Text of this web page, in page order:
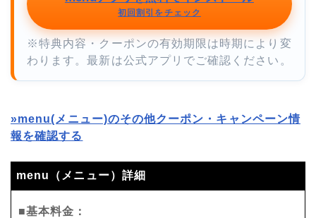
初回割引をチェック
※特典内容・クーポンの有効期限は時期により変
わります。最新は公式アプリでご確認ください。
»menu(メニュー)のその他クーポン・キャンペーン情
報を確認する
menu（メニュー）詳細
■基本料金：